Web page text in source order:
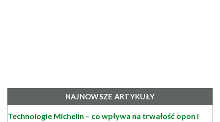
NAJNOWSZE ARTYKUŁY
Technologie Michelin – co wpływa na trwałość opon i